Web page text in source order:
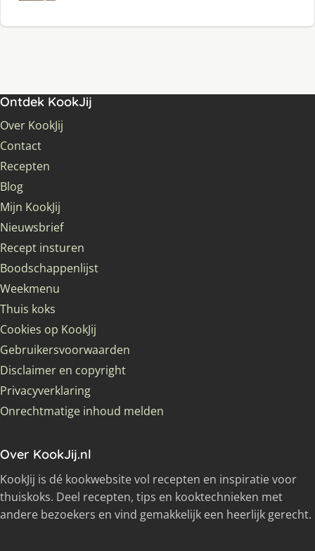
Ontdek KookJij
Over KookJij
Contact
Recepten
Blog
Mijn KookJij
Nieuwsbrief
Recept insturen
Boodschappenlijst
Weekmenu
Thuis koks
Cookies op KookJij
Gebruikersvoorwaarden
Disclaimer en copyright
Privacyverklaring
Onrechtmatige inhoud melden
Over KookJij.nl
KookJij is dé kookwebsite vol recepten en inspiratie voor
thuiskoks. Deel recepten, tips en kooktechnieken met
andere bezoekers en vind gemakkelijk een heerlijk gerecht.